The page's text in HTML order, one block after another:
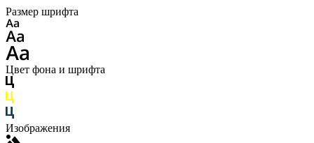
Размер шрифта
Цвет фона и шрифта
Изображения